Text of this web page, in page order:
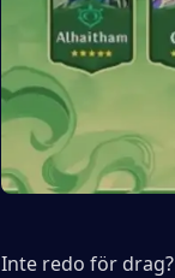
Inte redo för